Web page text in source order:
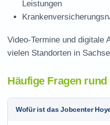
Leistungen
Video-Termine und digitale
vielen Standorten in
Häufige Fragen
Wofür ist das Jobcenter